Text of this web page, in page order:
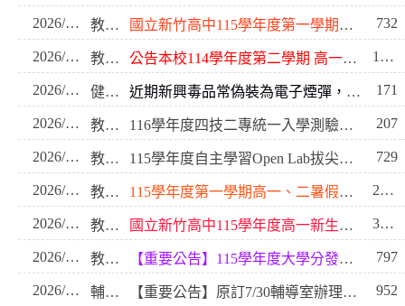
2026/08/03 教務處 國立新竹高中115學年度第一學期課業輔導實施辦法(含全高三、117、217) 732
2026/07/31 教務處 公告本校114學年度第二學期 高一下、高二下重補修課程課表 1451
2026/07/30 健康快樂中心 近期新興毒品常偽裝為電子煙彈，對青少年身心健康危害甚鉅!! 171
2026/07/28 教務處 116學年度四技二專統一入學測驗及聯合招生重要日程表 207
2026/07/23 教務處 115學年度自主學習Open Lab拔尖計畫 報名開始 729
2026/07/09 教務處 115學年度第一學期高一、二暑假作業考範圍 2016
2026/07/09 教務處 國立新竹高中115學年度高一新生暑假作業 3839
2026/07/08 教務處 【重要公告】115學年度大學分發入學 因應巴威颱風來襲 相關時程調整 797
2026/07/08 輔導室 【重要公告】原訂7/30輔導室辦理之分科選填志願改期至8/4(二)進行 952